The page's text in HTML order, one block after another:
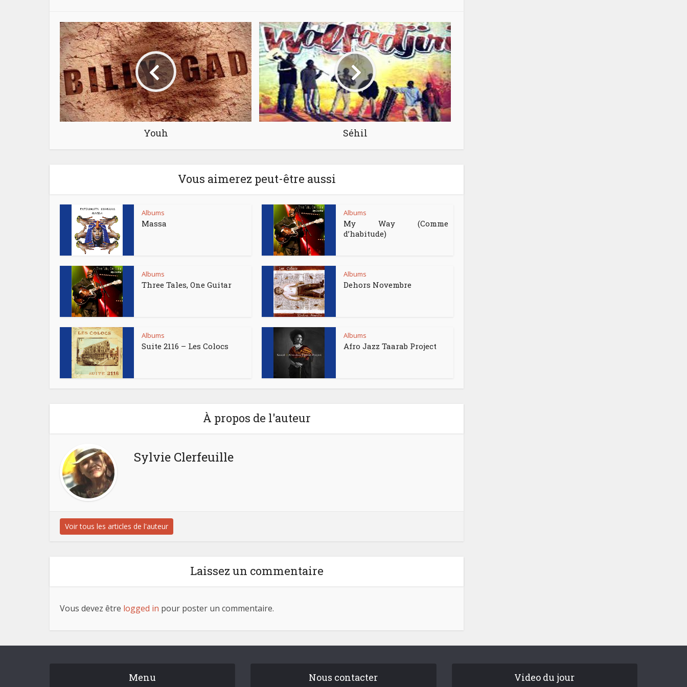
Youh Séhil
Vous aimerez peut-être aussi
Albums
Massa
Albums
My Way (Comme
d’habitude)
Albums
Three Tales, One Guitar
Albums
Dehors Novembre
Albums
Suite 2116 – Les Colocs
Albums
Afro Jazz Taarab Project
À propos de l'auteur
Sylvie Clerfeuille
Voir tous les articles de l'auteur
Laissez un commentaire
Vous devez être logged in pour poster un commentaire.
Menu Nous contacter Video du jour